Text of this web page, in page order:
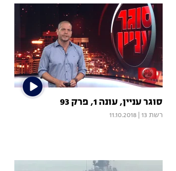
סוגר עניין, עונה 1, פרק 93
רשת 13 11.10.2018